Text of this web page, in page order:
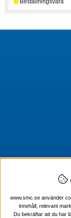
www.smc.se använder
innehåll, relevant
Du bekräftar att du har